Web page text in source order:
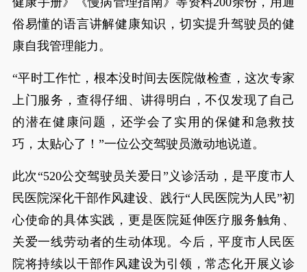
俗易懂的语言讲解健康知识，切实提升驾驶员的健
康自我管理能力。
“平时工作忙，根本没时间去医院做检查，这次专家
上门服务，查得仔细、讲得明白，不仅发现了自己
的潜在健康问题，还学会了实用的保健和急救技
巧，太贴心了！”一位公交驾驶员激动地说道。
此次“520公交驾驶员关爱日”义诊活动，是平度市人
民医院深化干部作风建设、践行“人民医院为人民”初
心使命的具体实践，更是医院延伸医疗服务触角、
关爱一线劳动者的生动体现。今后，平度市人民医
院将持续以干部作风建设为引领，常态化开展义诊